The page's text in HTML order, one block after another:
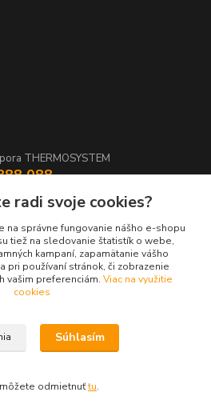
THERMOSYSTEM
088
sběr cookies.
na Eshop-rychlo.sk
radi svoje cookies?
na správne fungovanie nášho e-shopu
tiež na sledovanie štatistík o webe,
kampaní, zapamätanie vášho
pri používaní stránok, či zobrazenie
vašim preferenciám. Viac na využitie
cookies
Súhlasím
odmietnuťtu.